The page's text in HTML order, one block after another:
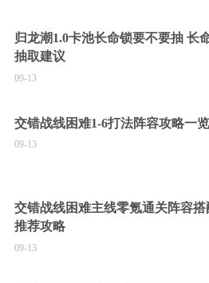
归龙潮1.0卡池长命锁要不要抽 长
抽取建议
09-13
交错战线困难1-6打法阵容攻略一览
09-13
交错战线困难主线零氪通关阵容搭
推荐攻略
09-13